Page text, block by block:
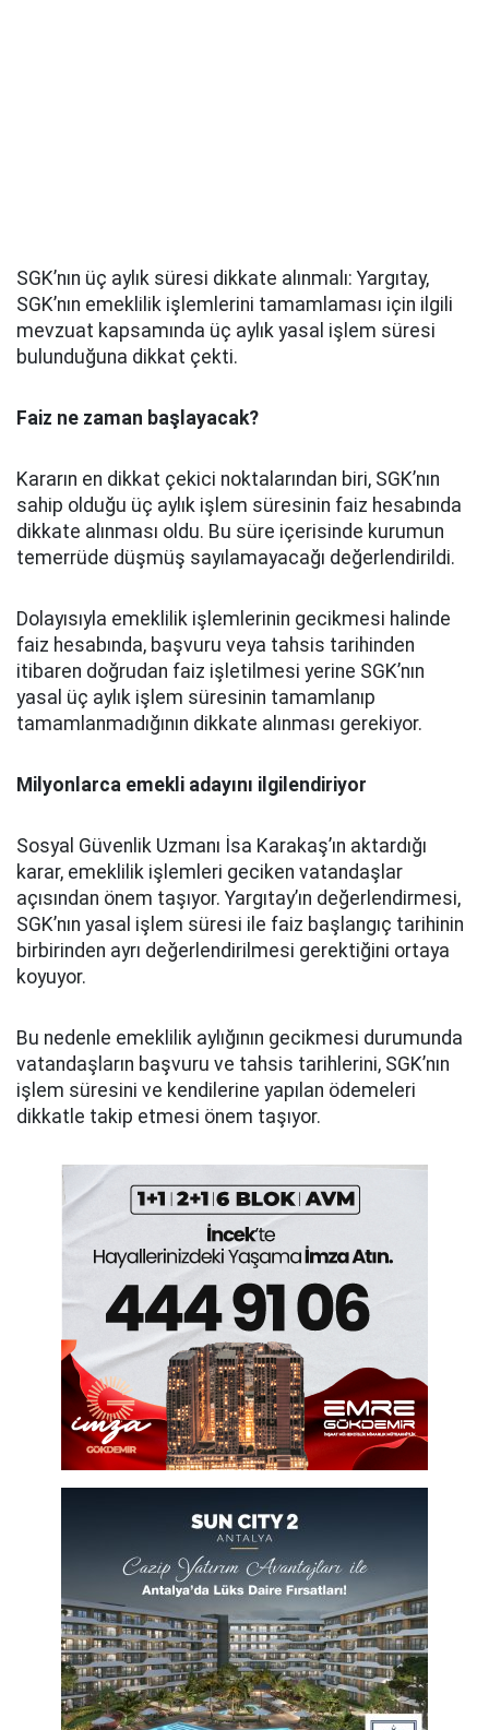
SGK’nın üç aylık süresi dikkate alınmalı: Yargıtay,
SGK’nın emeklilik işlemlerini tamamlaması için ilgili
mevzuat kapsamında üç aylık yasal işlem süresi
bulunduğuna dikkat çekti.
Faiz ne zaman başlayacak?
Kararın en dikkat çekici noktalarından biri, SGK’nın
sahip olduğu üç aylık işlem süresinin faiz hesabında
dikkate alınması oldu. Bu süre içerisinde kurumun
temerrüde düşmüş sayılamayacağı değerlendirildi.
Dolayısıyla emeklilik işlemlerinin gecikmesi halinde
faiz hesabında, başvuru veya tahsis tarihinden
itibaren doğrudan faiz işletilmesi yerine SGK’nın
yasal üç aylık işlem süresinin tamamlanıp
tamamlanmadığının dikkate alınması gerekiyor.
Milyonlarca emekli adayını ilgilendiriyor
Sosyal Güvenlik Uzmanı İsa Karakaş’ın aktardığı
karar, emeklilik işlemleri geciken vatandaşlar
açısından önem taşıyor. Yargıtay’ın değerlendirmesi,
SGK’nın yasal işlem süresi ile faiz başlangıç tarihinin
birbirinden ayrı değerlendirilmesi gerektiğini ortaya
koyuyor.
Bu nedenle emeklilik aylığının gecikmesi durumunda
vatandaşların başvuru ve tahsis tarihlerini, SGK’nın
işlem süresini ve kendilerine yapılan ödemeleri
dikkatle takip etmesi önem taşıyor.